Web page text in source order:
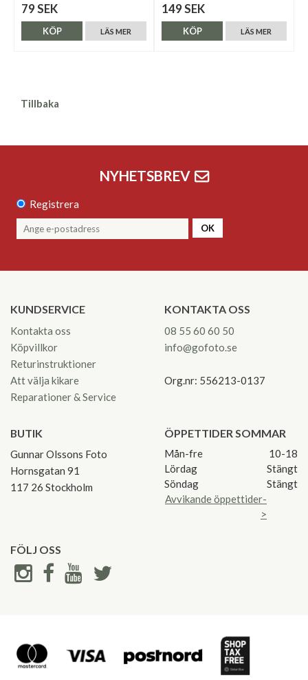
79 SEK
LÄS MER
KÖP
149 SEK
LÄS MER
KÖP
Tillbaka
NYHETSBREV
Registrera
OK
KUNDSERVICE
Kontakta oss
Köpvillkor
Returinstruktioner
Att välja kikare
Reparationer & Service
KONTAKTA OSS
08 55 60 60 50
info@gofoto.se
Org.nr: 556213-0137
BUTIK
Gunnar Olssons Foto
Hornsgatan 91
117 26 Stockholm
ÖPPETTIDER SOMMAR
Mån-fre
10-18
Lördag
Stängt
Söndag
Stängt
Avvikande öppettider-
>
FÖLJ OSS